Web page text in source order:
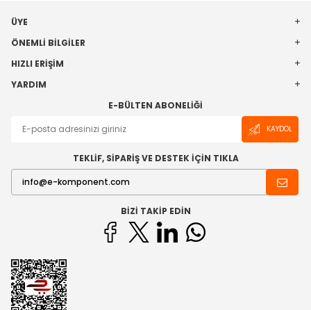
ÜYE
ÖNEMLI BILGILER
HIZLI ERIŞIM
YARDIM
E-BÜLTEN ABONELIĞI
KAYDOL
TEKLİF, SİPARİŞ VE DESTEK İÇİN TIKLA
BIZI TAKIP EDIN